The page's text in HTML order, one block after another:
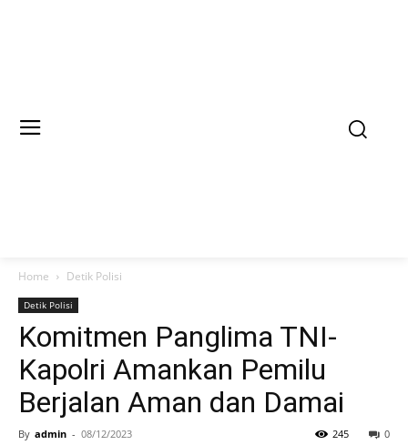
Home Detik Polisi
Detik Polisi
Komitmen Panglima TNI-
Kapolri Amankan Pemilu
Berjalan Aman dan Damai
By admin - 08/12/2023 0
245